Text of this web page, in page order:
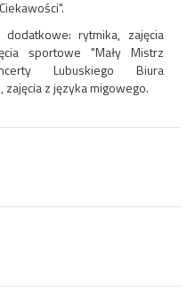
dodatkowe: rytmika, zajęcia
sportowe "Mały Mistrz
Lubuskiego Biura
z języka migowego.